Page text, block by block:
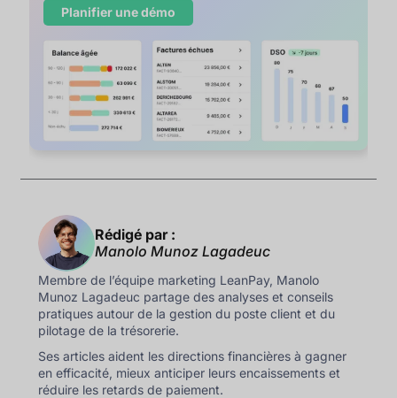
Planifier une démo
Rédigé par :
Manolo Munoz Lagadeuc
Membre de l’équipe marketing LeanPay, Manolo
Munoz Lagadeuc partage des analyses et conseils
pratiques autour de la gestion du poste client et du
pilotage de la trésorerie.
Ses articles aident les directions financières à gagner
en efficacité, mieux anticiper leurs encaissements et
réduire les retards de paiement.